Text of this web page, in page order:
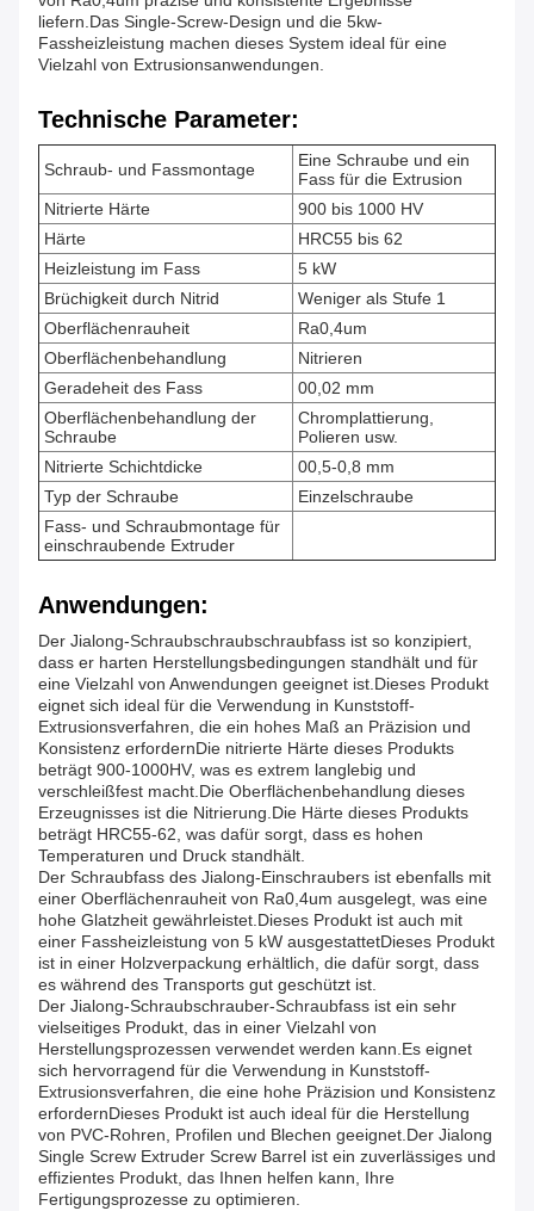
liefern.Das Single-Screw-Design und die 5kw-
Fassheizleistung machen dieses System ideal für eine
Vielzahl von Extrusionsanwendungen.
Technische Parameter:
Schraub- und Fassmontage
Eine Schraube und ein
Fass für die Extrusion
Nitrierte Härte
900 bis 1000 HV
Härte
HRC55 bis 62
Heizleistung im Fass
5 kW
Brüchigkeit durch Nitrid
Weniger als Stufe 1
Oberflächenrauheit
Ra0,4um
Oberflächenbehandlung
Nitrieren
Geradeheit des Fass
00,02 mm
Oberflächenbehandlung der
Schraube
Chromplattierung,
Polieren usw.
Nitrierte Schichtdicke
00,5-0,8 mm
Typ der Schraube
Einzelschraube
Fass- und Schraubmontage für
einschraubende Extruder
Anwendungen:
Der Jialong-Schraubschraubschraubfass ist so konzipiert,
dass er harten Herstellungsbedingungen standhält und für
eine Vielzahl von Anwendungen geeignet ist.Dieses Produkt
eignet sich ideal für die Verwendung in Kunststoff-
Extrusionsverfahren, die ein hohes Maß an Präzision und
Konsistenz erfordernDie nitrierte Härte dieses Produkts
beträgt 900-1000HV, was es extrem langlebig und
verschleißfest macht.Die Oberflächenbehandlung dieses
Erzeugnisses ist die Nitrierung.Die Härte dieses Produkts
beträgt HRC55-62, was dafür sorgt, dass es hohen
Temperaturen und Druck standhält.
Der Schraubfass des Jialong-Einschraubers ist ebenfalls mit
einer Oberflächenrauheit von Ra0,4um ausgelegt, was eine
hohe Glatzheit gewährleistet.Dieses Produkt ist auch mit
einer Fassheizleistung von 5 kW ausgestattetDieses Produkt
ist in einer Holzverpackung erhältlich, die dafür sorgt, dass
es während des Transports gut geschützt ist.
Der Jialong-Schraubschrauber-Schraubfass ist ein sehr
vielseitiges Produkt, das in einer Vielzahl von
Herstellungsprozessen verwendet werden kann.Es eignet
sich hervorragend für die Verwendung in Kunststoff-
Extrusionsverfahren, die eine hohe Präzision und Konsistenz
erfordernDieses Produkt ist auch ideal für die Herstellung
von PVC-Rohren, Profilen und Blechen geeignet.Der Jialong
Single Screw Extruder Screw Barrel ist ein zuverlässiges und
effizientes Produkt, das Ihnen helfen kann, Ihre
Fertigungsprozesse zu optimieren.